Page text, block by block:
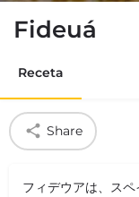
Fideuá
Receta
Share
フィデウアは、ス